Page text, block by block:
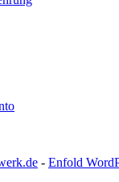
- Enfold